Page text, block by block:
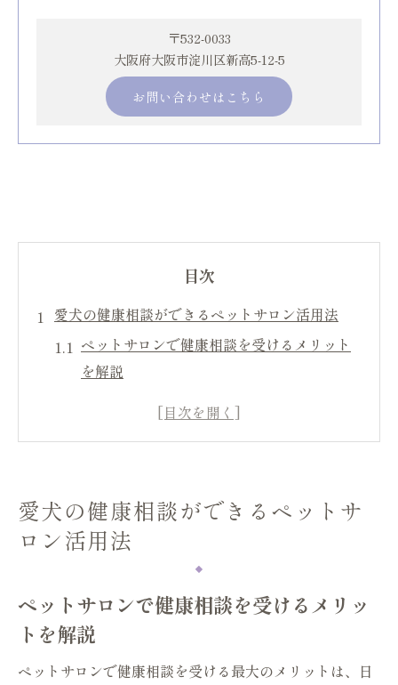
〒532-0033
大阪府大阪市淀川区新高5-12-5
お問い合わせはこちら
目次
愛犬の健康相談ができるペットサロン活用法
ペットサロンで健康相談を受けるメリット
を解説
愛犬の健康状態チェックはペットサロンで
ペットサロンなら皮膚や体重の悩みも相談
可能
ペットサロン利用時の健康相談ポイントと
は
大阪府で話題のペットサロン健康ケア徹底解説
大阪府のペットサロンで注目の健康ケア内
愛犬の健康相談ができるペットサ
ロン活用法
ペットサロンで健康相談を受けるメリッ
トを解説
ペットサロンで健康相談を受ける最大のメリットは、日